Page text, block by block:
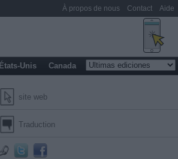
États-Unis Canada
site web
Traduction
À propos de nous Contact Aide